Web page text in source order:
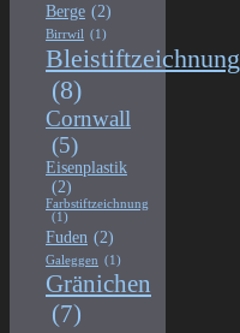
Berge (2)
Birrwil (1)
Bleistiftzeichnung
(8)
Cornwall
(5)
Eisenplastik
(2)
Farbstiftzeichnung
(1)
Fuden (2)
Galeggen (1)
Gränichen
(7)